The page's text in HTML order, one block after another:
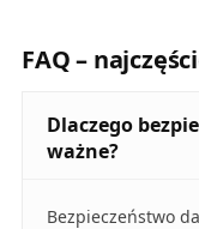
FAQ –
Dlaczego
ważne?
Bezpieczeństwo